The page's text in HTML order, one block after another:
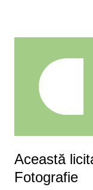
Această
Fotografie